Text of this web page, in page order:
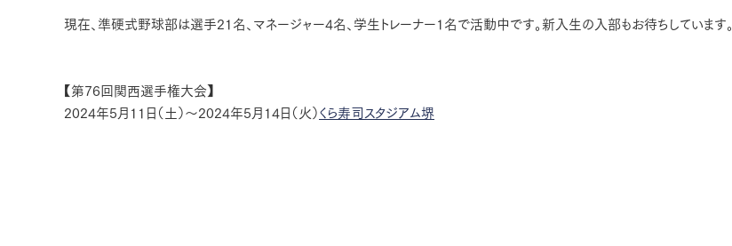
現在、準硬式野球部は選手21名、マネージャー4名、学生トレーナー1名で活動中です。新入生の入部もお待ちしています。
【第76回関西選手権大会】
2024年5月11日（土）～2024年5月14日（火） くら寿司スタジアム堺